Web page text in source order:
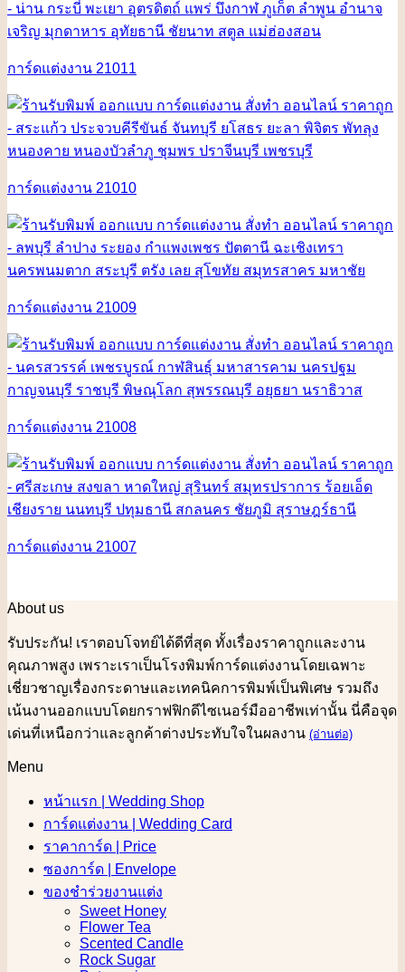
การ์ดแต่งงาน 21011
การ์ดแต่งงาน 21010
การ์ดแต่งงาน 21009
การ์ดแต่งงาน 21008
การ์ดแต่งงาน 21007
About us
รับประกัน! เราตอบโจทย์ได้ดีที่สุด ทั้งเรื่องราคาถูกและงาน
คุณภาพสูง เพราะเราเป็นโรงพิมพ์การ์ดแต่งงานโดยเฉพาะ
เชี่ยวชาญเรื่องกระดาษและเทคนิคการพิมพ์เป็นพิเศษ รวมถึง
เน้นงานออกแบบโดยกราฟฟิกดีไซเนอร์มืออาชีพเท่านั้น นี่คือจุด
เด่นที่เหนือกว่าและลูกค้าต่างประทับใจในผลงาน (อ่านต่อ)
Menu
หน้าแรก | Wedding Shop
การ์ดแต่งงาน | Wedding Card
ราคาการ์ด | Price
ซองการ์ด | Envelope
ของชำร่วยงานแต่ง
Sweet Honey
Flower Tea
Scented Candle
Rock Sugar